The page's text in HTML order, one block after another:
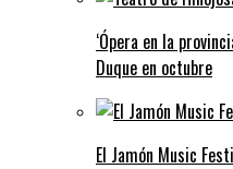
‘Ópera en la
Duque en octubre
El Jamón Music